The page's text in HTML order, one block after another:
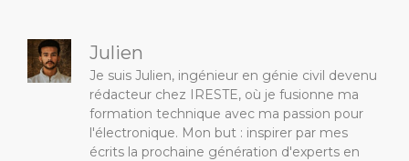
Julien
Je suis Julien, ingénieur en génie civil devenu
rédacteur chez IRESTE, où je fusionne ma
formation technique avec ma passion pour
l'électronique. Mon but : inspirer par mes
écrits la prochaine génération d'experts en